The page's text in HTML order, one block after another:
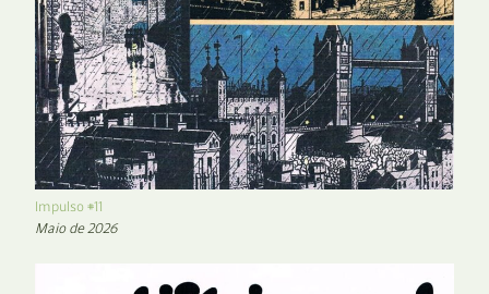
Impulso #11
Maio de 2026